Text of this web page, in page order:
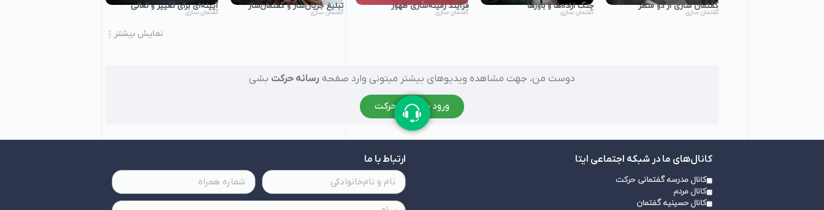
گفتمان سازی از دو منظر
گفتمان سازی
جنگ اراده‌ها و باورها
گفتمان سازی
فرآیند زمینه‌سازی ظهور
گفتمان سازی
تبلیغ جریان‌ساز و گفتمان‌ساز
گفتمان سازی
آیینه‌ای برای تغییر و تعالی
گفتمان سازی
نمایش بیشتر
دوست من، جهت مشاهده ویدیوهای بیشتر میتونی وارد صفحه رسانه حرکت بشی
ورود به رسانه حرکت
ارتباط با ما کانال‌های ما در شبکه اجتماعی ایتا
کانال مدرسه گفتمانی حرکت
کانال مردم
کانال حسینیه گفتمان